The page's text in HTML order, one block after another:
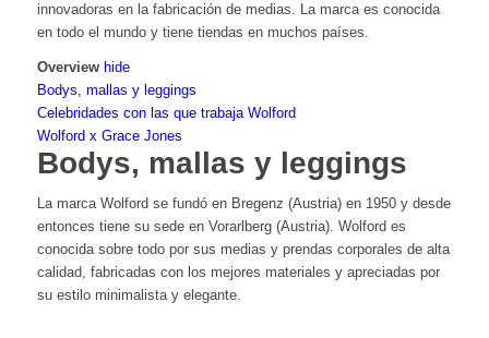
innovadoras en la fabricación de medias. La marca es conocida
en todo el mundo y tiene tiendas en muchos países.
Overview hide
Bodys, mallas y leggings
Celebridades con las que trabaja Wolford
Wolford x Grace Jones
Bodys, mallas y leggings
La marca Wolford se fundó en Bregenz (Austria) en 1950 y desde
entonces tiene su sede en Vorarlberg (Austria). Wolford es
conocida sobre todo por sus medias y prendas corporales de alta
calidad, fabricadas con los mejores materiales y apreciadas por
su estilo minimalista y elegante.